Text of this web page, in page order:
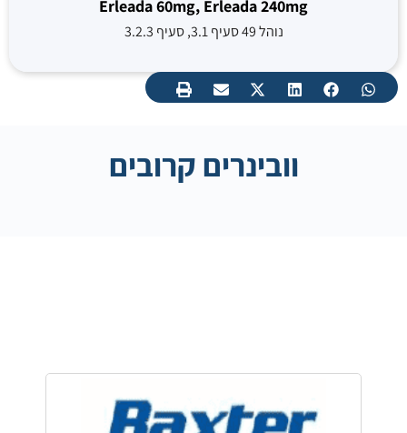
Erleada 60mg, Erleada 240mg
נוהל 49 סעיף 3.1, סעיף 3.2.3
וובינרים קרובים